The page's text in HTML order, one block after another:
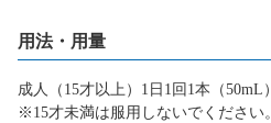
用法・用量
成人（15才以上）1日1回1本（50mL
※15才未満は服用しないでください。